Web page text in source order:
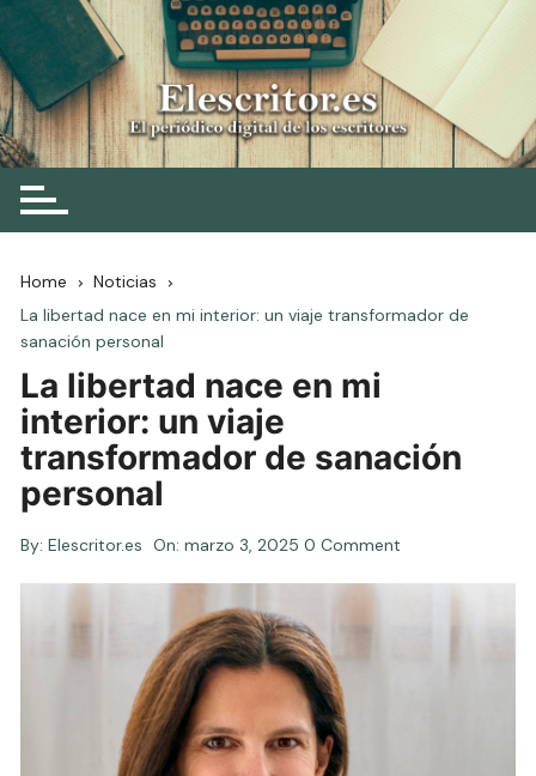
Skip
to
content
Elescritor.es
El periódico digital de los escritores
Home
Noticias
La libertad nace en mi interior: un viaje transformador de
sanación personal
La libertad nace en mi
interior: un viaje
transformador de sanación
personal
By: Elescritor.es On:marzo 3, 2025 0 Comment